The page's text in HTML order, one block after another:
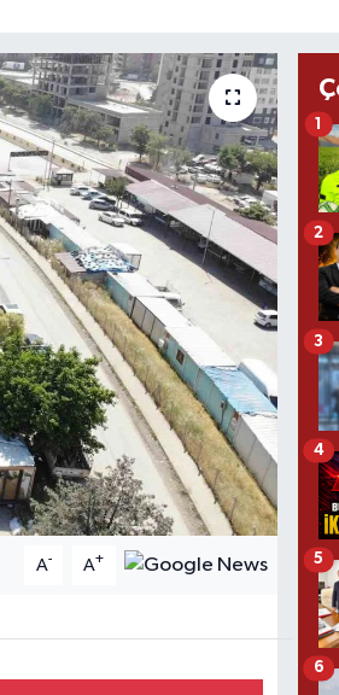
A- A+
1
2
3
4
5
6